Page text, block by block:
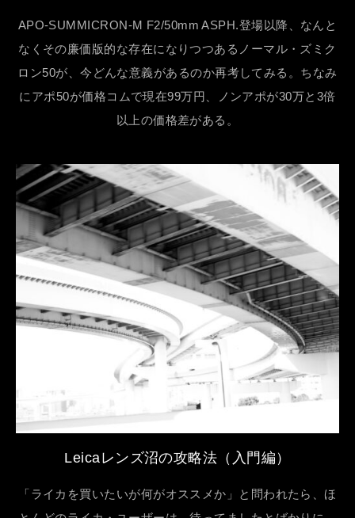
APO-SUMMICRON-M F2/50mm ASPH.登場以降、なんと
なくその廉価版的な存在になりつつあるノーマル・ズミク
ロン50が、今どんな意義があるのか再考してみる。ちなみ
にアポ50が価格コムで現在99万円、ノンアポが30万と3倍
以上の価格差がある。
Leicaレンズ沼の攻略法（入門編）
「ライカを買いたいが何がオススメか」と問われたら、ほ